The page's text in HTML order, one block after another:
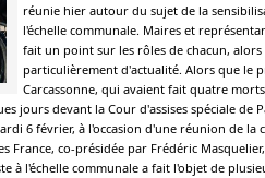
réunie hier autour du sujet de la
l'échelle communale. Maires et
fait un point sur les rôles de chacun,
particulièrement d'actualité. Alors que le
Carcassonne, qui avaient fait quatre
jours devant la Cour d'assises spéciale de
6 février, à l'occasion d'une réunion de la
France, co-présidée par Frédéric
à l'échelle communale a fait l'objet de